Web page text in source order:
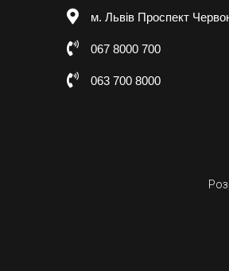
м. Львів Проспект
067 8000 700
063 700 8000